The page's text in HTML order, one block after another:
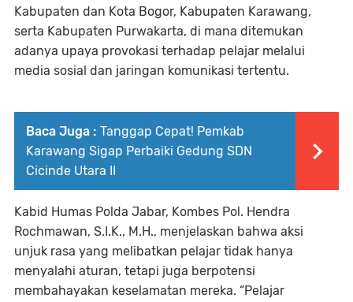
Kabupaten dan Kota Bogor, Kabupaten Karawang,
serta Kabupaten Purwakarta, di mana ditemukan
adanya upaya provokasi terhadap pelajar melalui
media sosial dan jaringan komunikasi tertentu.
Baca Juga : Tanggap Cepat! Pemkab
Karawang Sigap Perbaiki Gedung SDN
Cicinde Utara II
Kabid Humas Polda Jabar, Kombes Pol. Hendra
Rochmawan, S.I.K., M.H., menjelaskan bahwa aksi
unjuk rasa yang melibatkan pelajar tidak hanya
menyalahi aturan, tetapi juga berpotensi
membahayakan keselamatan mereka. “Pelajar